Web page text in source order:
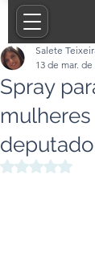
Spray
Salete
13 de mar. de
Avaliado